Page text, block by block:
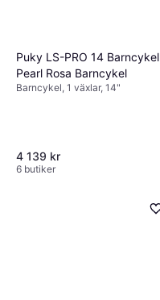
Puky LS-PRO 14 Barncykel
Pearl Rosa Barncykel
Barncykel, 1 växlar, 14"
4 139 kr
6 butiker